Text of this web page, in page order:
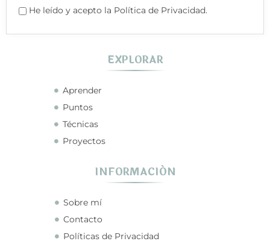
He leído y acepto la Política de Privacidad.
EXPLORAR
Aprender
Puntos
Técnicas
Proyectos
INFORMACIÓN
Sobre mí
Contacto
Políticas de Privacidad